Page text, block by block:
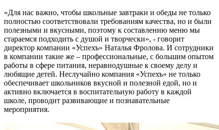
«Для нас важно, чтобы школьные завтраки и обеды не только
полностью соответствовали требованиям качества, но и были
полезными и вкусными, поэтому к составлению меню мы
стараемся подходить с душой и творчески», - говорит
директор компании «Успехъ» Наталья Фролова. И сотрудники
в компании такие же – профессиональные, с большим опытом
работы в сфере питания, неравнодушные к своему делу и
любящие детей. Неслучайно компания «Успехъ» не только
обеспечивает школьников вкусной и полезной едой, но и
активно включается в воспитательную работу в каждой
школе, проводит развивающие и познавательные
мероприятия.